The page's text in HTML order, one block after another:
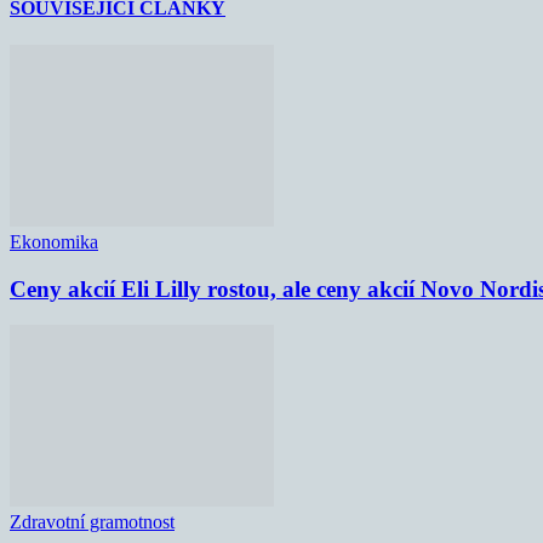
SOUVISEJÍCÍ ČLÁNKY
Ekonomika
Ceny akcií Eli Lilly rostou, ale ceny akcií Novo
Zdravotní gramotnost